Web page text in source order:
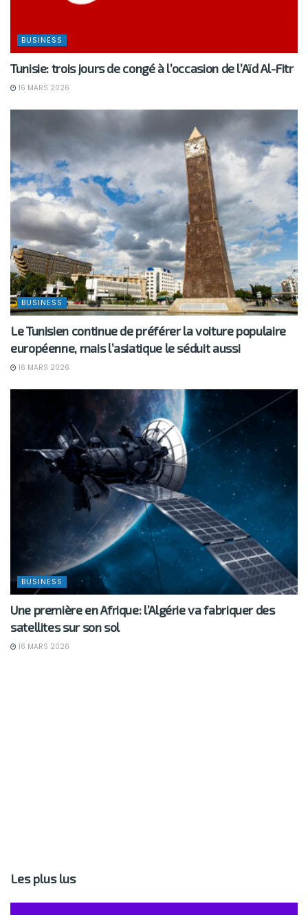
BUSINESS
Tunisie: trois jours de congé à l’occasion de l’Aïd Al-Fitr
16 MARS 2026
BUSINESS
Le Tunisien continue de préférer la voiture populaire
européenne, mais l’asiatique le séduit aussi
16 MARS 2026
BUSINESS
Une première en Afrique: l’Algérie va fabriquer des
satellites sur son sol
16 MARS 2026
Les plus lus